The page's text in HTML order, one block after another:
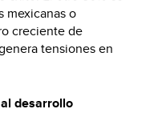
mexicanas o
creciente de
tensiones en
desarrollo